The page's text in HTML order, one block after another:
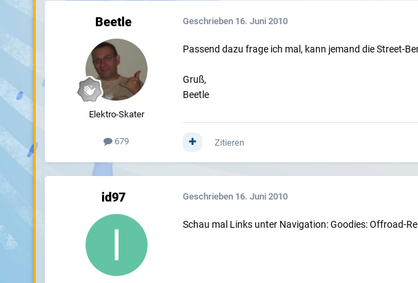
Beetle
Elektro-Skater
679
Geschrieben 16. Juni 2010
Passend dazu frage ich mal, kann jemand die Street-
Gruß,
Beetle
Zitieren
id97 Geschrieben 16. Juni 2010
Schau mal Links unter Navigation: Goodies: Offroad-